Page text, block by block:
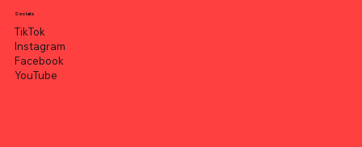
Socials
TikTok
Instagram
Facebook
YouTube